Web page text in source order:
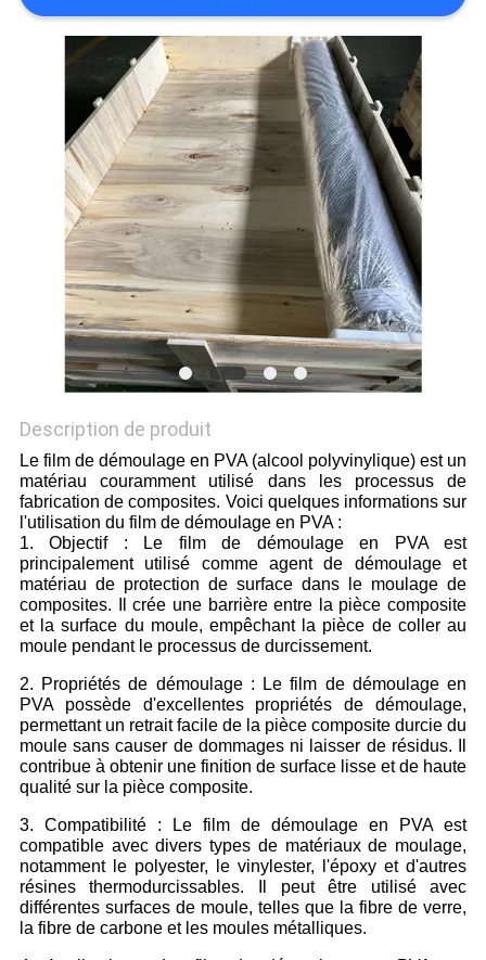
PLAN
PRIVACY
POLICY
Description de produit
Le film de démoulage en PVA (alcool polyvinylique) est un
matériau couramment utilisé dans les processus de
fabrication de composites. Voici quelques informations sur
l'utilisation du film de démoulage en PVA :
1. Objectif : Le film de démoulage en PVA est
principalement utilisé comme agent de démoulage et
matériau de protection de surface dans le moulage de
composites. Il crée une barrière entre la pièce composite
et la surface du moule, empêchant la pièce de coller au
moule pendant le processus de durcissement.
2. Propriétés de démoulage : Le film de démoulage en
PVA possède d'excellentes propriétés de démoulage,
permettant un retrait facile de la pièce composite durcie du
moule sans causer de dommages ni laisser de résidus. Il
contribue à obtenir une finition de surface lisse et de haute
qualité sur la pièce composite.
3. Compatibilité : Le film de démoulage en PVA est
compatible avec divers types de matériaux de moulage,
notamment le polyester, le vinylester, l'époxy et d'autres
résines thermodurcissables. Il peut être utilisé avec
différentes surfaces de moule, telles que la fibre de verre,
la fibre de carbone et les moules métalliques.